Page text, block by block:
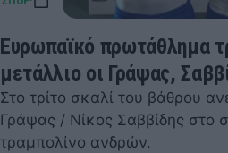
Ευρωπαϊκό πρωτάθλημα
μετάλλιο οι Γράψας,
Στο τρίτο σκαλί του βάθρου
Γράψας / Νίκος Σαββίδης στο
τραμπολίνο ανδρών.